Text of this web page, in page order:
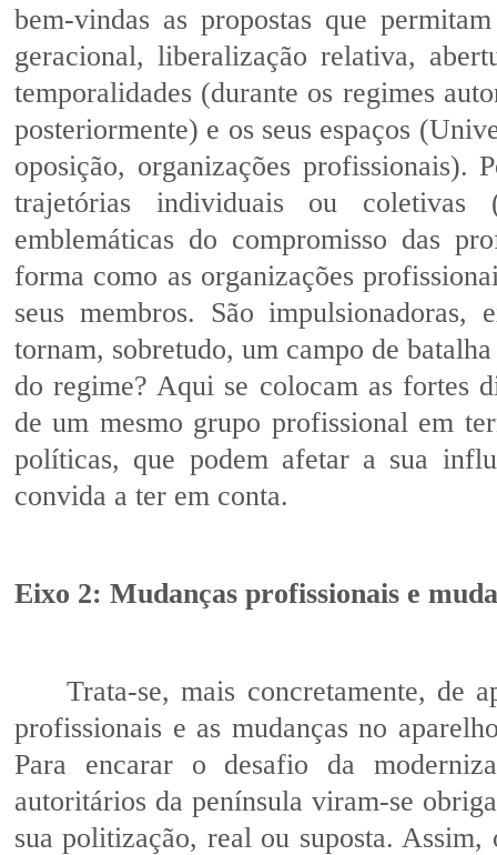
bem-vindas as propostas que
geracional, liberalização relativa,
temporalidades (durante os regimes
posteriormente) e os seus espaços
oposição, organizações profissionais).
trajetórias individuais ou coletivas
emblemáticas do compromisso das
forma como as organizações
seus membros. São
tornam, sobretudo, um campo de
do regime? Aqui se colocam as fortes
de um mesmo grupo profissional em
políticas, que podem afetar a sua
convida a ter em conta.
Eixo 2: Mudanças profissionais e
Trata-se, mais concretamente, de
profissionais e as mudanças no
Para encarar o desafio da
autoritários da península viram-se
sua politização, real ou suposta.